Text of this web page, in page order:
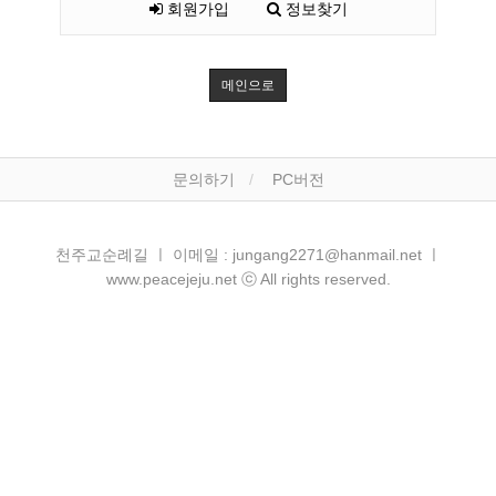
회원가입 정보찾기
메인으로
문의하기 PC버전
천주교순례길 ㅣ 이메일 : jungang2271@hanmail.net ㅣ
www.peacejeju.net ⓒ All rights reserved.